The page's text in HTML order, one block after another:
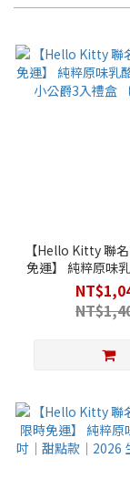
【Hello Kitty 聯
免運】 純粹原味
+小小公爵3入禮
款〕